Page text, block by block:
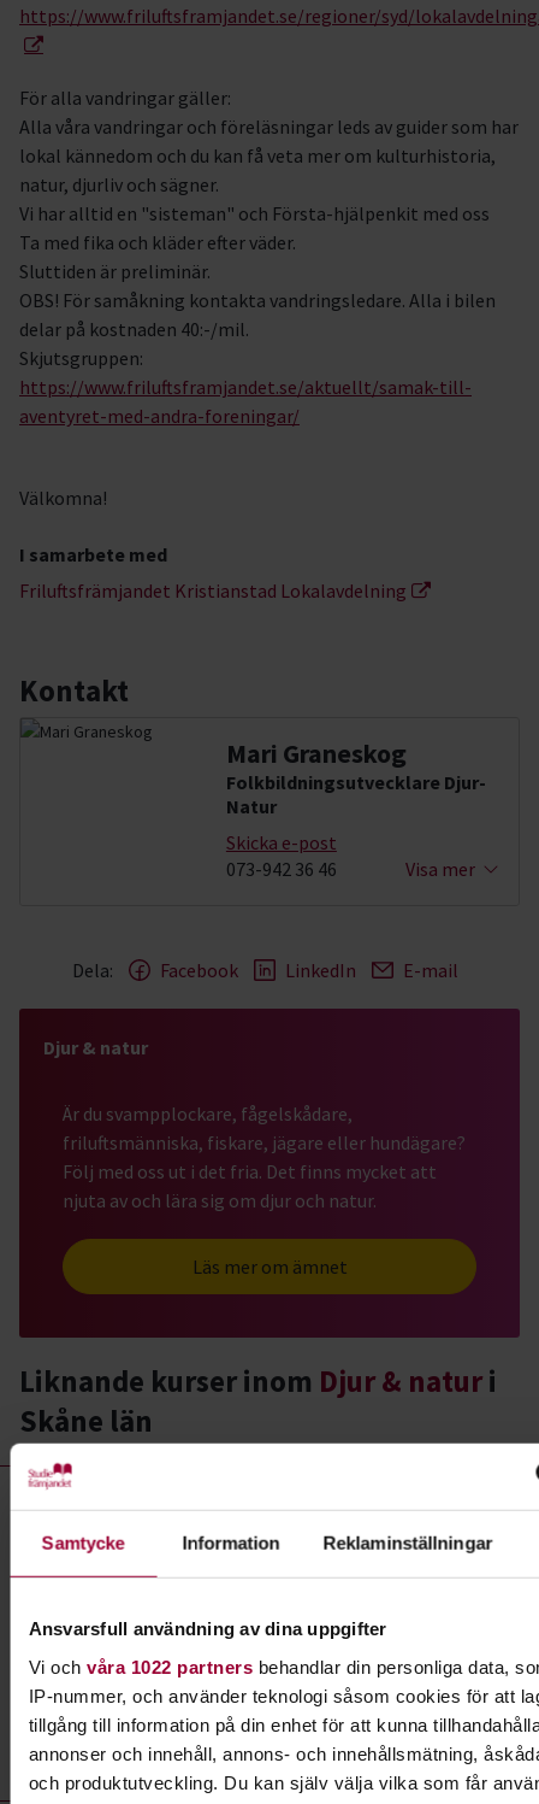
Samtycke Information Reklaminställningar
Ansvarsfull användning av dina uppgifter
Vi och våra 1022 partnersbehandlar din personliga data,
IP-nummer, och använder teknologi såsom cookies för att
tillgång till information på din enhet för att kunna
annonser och innehåll, annons- och innehållsmätning,
och produktutveckling. Du kan själv välja vilka som får
https://www.friluftsframjandet.se/regioner/syd/
För alla vandringar gäller:
Alla våra vandringar och föreläsningar leds av guider som har
lokal kännedom och du kan få veta mer om kulturhistoria,
natur, djurliv och sägner.
Vi har alltid en "sisteman" och Första-hjälpenkit med oss
Ta med fika och kläder efter väder.
Sluttiden är preliminär.
OBS! För samåkning kontakta vandringsledare. Alla i bilen
delar på kostnaden 40:-/mil.
Skjutsgruppen:
https://www.friluftsframjandet.se/aktuellt/samak-till-
aventyret-med-andra-foreningar/
Välkomna!
I samarbete med
Friluftsfrämjandet Kristianstad Lokalavdelning
Kontakt
Mari Graneskog
Folkbildningsutvecklare Djur-
Natur
Skicka e-post
073-942 36 46
Visa mer
Dela: Facebook LinkedIn E-mail
Djur & natur
Är du svampplockare, fågelskådare,
friluftsmänniska, fiskare, jägare eller hundägare?
Följ med oss ut i det fria. Det finns mycket att
njuta av och lära sig om djur och natur.
Läs mer om ämnet
Liknande kurser inom Djur & naturi
Skåne län
Djur & natur- kurser, studiecirklar & evenemang (116 rader)
Studiecirkel/kurs:Roliga varelser i sjö och å -fokus
insekter och andra småkryp
Plats
Kristianstad
Datum
2026-05-30
Dag
lördag 10:00 - 14:00
Antal tillfällen
3
Pris
100 kr